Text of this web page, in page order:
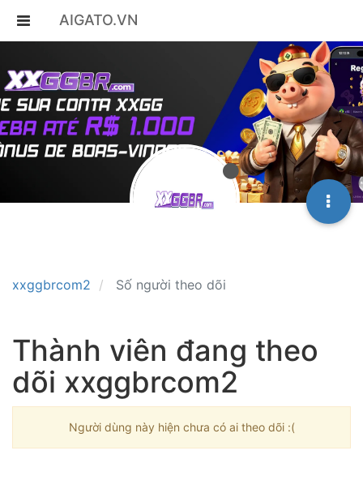
AIGATO.VN
xxggbrcom2 Số người theo dõi
Thành viên đang theo
dõi xxggbrcom2
Người dùng này hiện chưa có ai theo dõi :(